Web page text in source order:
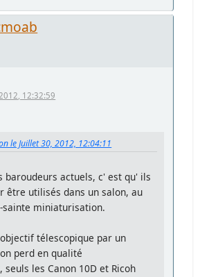
12:32:59
le Juillet 30, 2012, 12:04:11
baroudeurs actuels, c' est qu' ils
être utilisés dans un salon, au
sainte miniaturisation.
télescopique par un
perd en qualité
seuls les Canon 10D et Ricoh